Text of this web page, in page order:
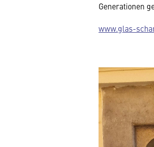
Generationen
www.glas-